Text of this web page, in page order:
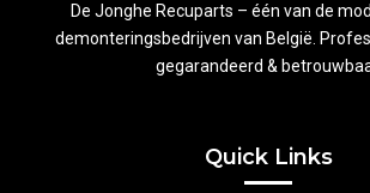
De Jonghe Recuparts – één van de
demonteringsbedrijven van België.
gegarandeerd &
Quick Links